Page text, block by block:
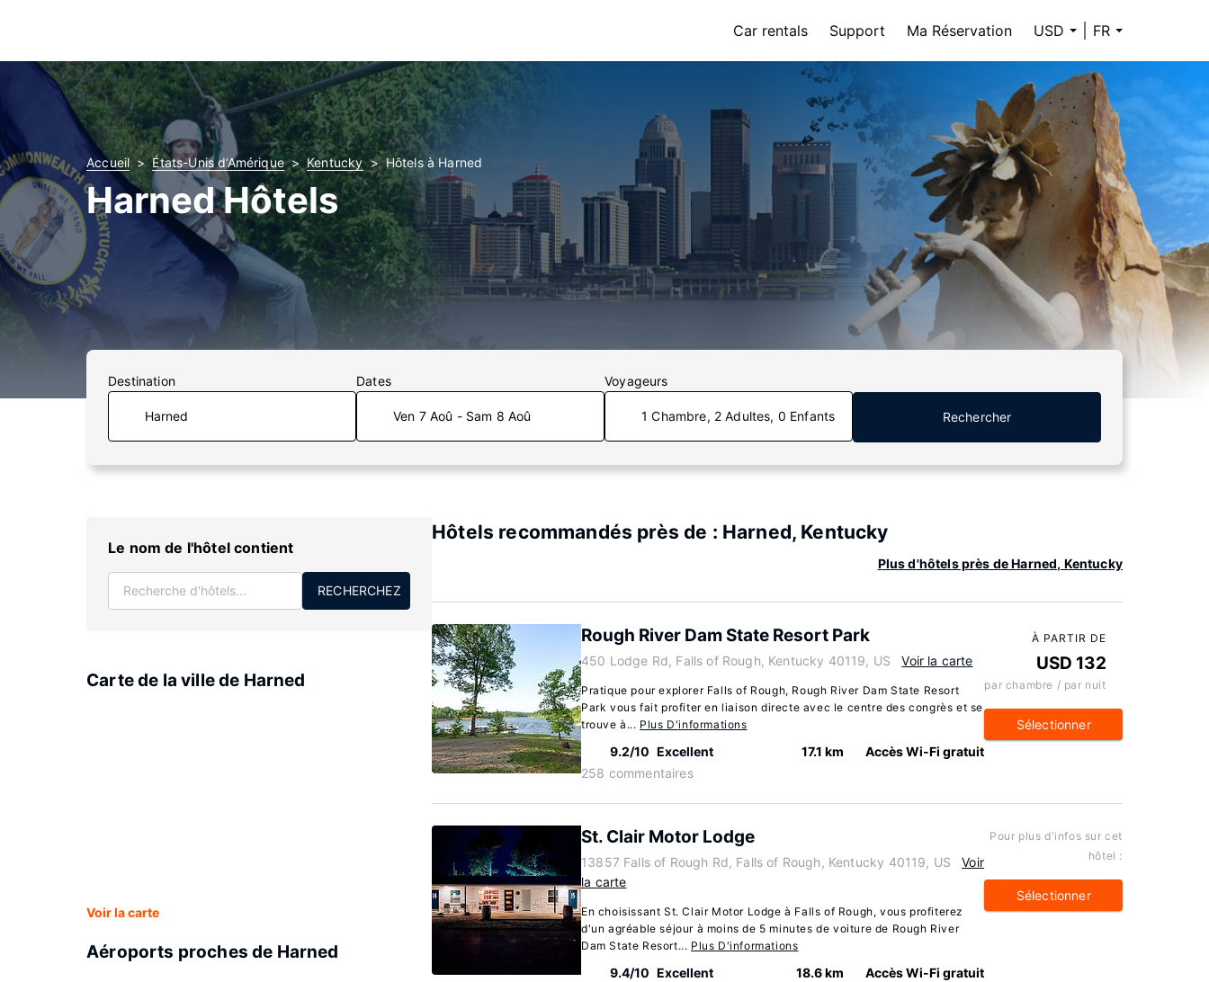
Car rentals Support Ma Réservation USD FR
Accueil États-Unis d’Amérique Kentucky Hôtels à Harned
Harned Hôtels
Destination Dates
Ven 7 Aoû - Sam 8 Aoû
Voyageurs
1 Chambre, 2 Adultes, 0 Enfants Rechercher
Le nom de l'hôtel contient
RECHERCHEZ
Carte de la ville de Harned
Voir la carte
Aéroports proches de Harned
Hôtels recommandés près de : Harned, Kentucky
Plus d'hôtels près de Harned, Kentucky
Rough River Dam State Resort Park
450 Lodge Rd, Falls of Rough, Kentucky 40119, US Voir la carte
Pratique pour explorer Falls of Rough, Rough River Dam State Resort
Park vous fait profiter en liaison directe avec le centre des congrès et se
trouve à... Plus D'informations
9.2/10 Excellent
258 commentaires
17.1 km Accès Wi-Fi gratuit
À PARTIR DE
USD 132
par chambre / par nuit
Sélectionner
St. Clair Motor Lodge
13857 Falls of Rough Rd, Falls of Rough, Kentucky 40119, US
Voir
la carte
En choisissant St. Clair Motor Lodge à Falls of Rough, vous profiterez
d'un agréable séjour à moins de 5 minutes de voiture de Rough River
Dam State Resort... Plus D'informations
9.4/10 Excellent
18.6 km Accès Wi-Fi gratuit
Pour plus d'infos sur cet
hôtel :
Sélectionner